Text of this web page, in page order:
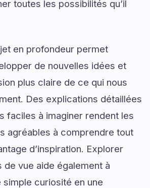
toutes les possibilités qu’il
en profondeur permet
de nouvelles idées et
plus claire de ce qui nous
Des explications détaillées
faciles à imaginer rendent les
agréables à comprendre tout
d’inspiration. Explorer
vue aide également à
curiosité en une